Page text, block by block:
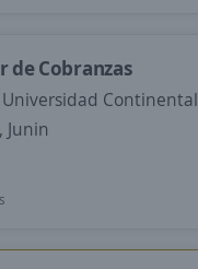
de Cobranzas
Universidad Continental
Junin